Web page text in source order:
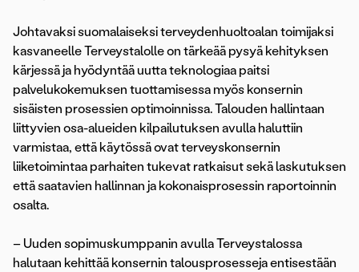
Johtavaksi suomalaiseksi terveydenhuoltoalan toimijaksi
kasvaneelle Terveystalolle on tärkeää pysyä kehityksen
kärjessä ja hyödyntää uutta teknologiaa paitsi
palvelukokemuksen tuottamisessa myös konsernin
sisäisten prosessien optimoinnissa. Talouden hallintaan
liittyvien osa-alueiden kilpailutuksen avulla haluttiin
varmistaa, että käytössä ovat terveyskonsernin
liiketoimintaa parhaiten tukevat ratkaisut sekä laskutuksen
että saatavien hallinnan ja kokonaisprosessin raportoinnin
osalta.
– Uuden sopimuskumppanin avulla Terveystalossa
halutaan kehittää konsernin talousprosesseja entisestään